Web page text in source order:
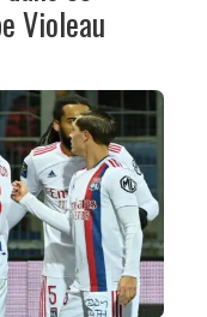
Violeau